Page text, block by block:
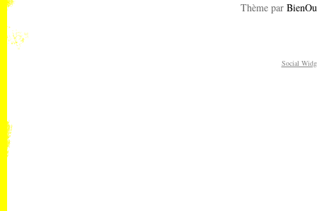
Thème par
Social